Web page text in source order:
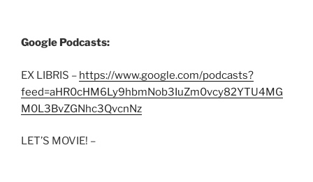
Google Podcasts:
EX LIBRIS – https://www.google.com/podcasts?
feed=aHR0cHM6Ly9hbmNob3IuZm0vcy82YTU4MG
M0L3BvZGNhc3QvcnNz
LET’S MOVIE! –